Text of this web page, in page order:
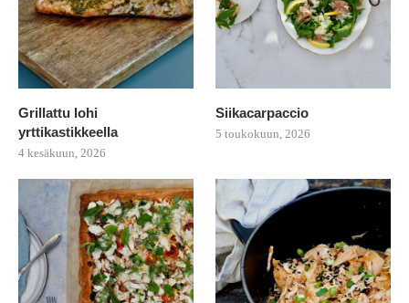
Grillattu lohi
yrttikastikkeella
4 kesäkuun, 2026
Siikacarpaccio
5 toukokuun, 2026